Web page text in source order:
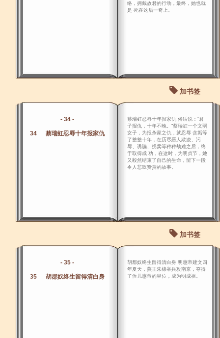
络，拥戴故君的行动，最终，她也就
是 死在这后一奇上。
加书签
- 34 -
34 蔡瑞虹忍辱十年报家仇
蔡瑞虹忍辱十年报家仇 俗话说：“君
子报仇，十年不晚。”蔡瑞虹一个文弱
女子，为报杀家之仇，就忍辱 含垢等
了整整十年，在历尽恶人欺凌、污
辱、诱骗、拐卖等种种劫难之后，终
于取得成 功，在这时，为明贞节，她
又毅然结束了自己的生命，留下一段
令人悲叹赞赏的故事。
加书签
- 35 -
35 胡郡奴终生留得清白身
胡郡奴终生留得清白身 明惠帝建文四
年夏天，燕王朱棣举兵攻南京，夺得
了侄儿惠帝的皇位，成为明成祖。